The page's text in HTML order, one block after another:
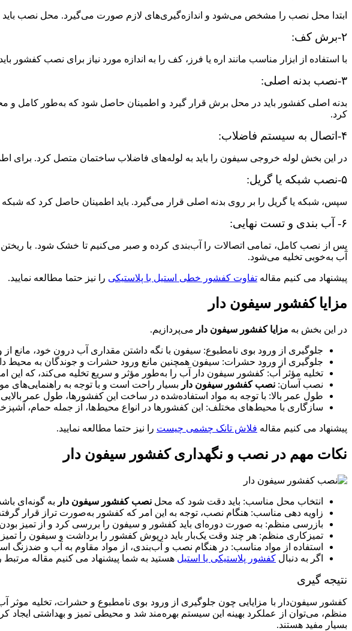
ابتدا محل نصب را مشخص می‌شود و اندازه‌گیری‌های لازم صورت می‌گیرد. محل نصب باید
۲-برش کف:
با استفاده از ابزار مناسب مانند اره یا فرز، کف را به اندازه مورد نیاز برای نصب
۳-نصب بدنه اصلی:
بدنه اصلی کفشور باید در محل برش قرار گیرد و اطمینان حاصل شود که به‌طور کامل
کرد.
۴-اتصال به سیستم فاضلاب:
در این بخش لوله خروجی سیفون را باید به لوله‌های فاضلاب ساختمان متصل کرد. برای
۵-نصب شبکه یا گریل:
سپس، شبکه یا گریل را بر روی بدنه اصلی قرار می‌گیرد. باید اطمینان حاصل کرد که
۶- آب‌ بندی و تست نهایی:
پس از نصب کامل، تمامی اتصالات را آب‌بندی کرده و صبر می‌کنیم تا خشک شود. با
آب به‌خوبی تخلیه می‌شود.
پیشنهاد می کنیم مقاله تفاوت کفشور خطی استیل با پلاستیکی را نیز حتما مطالعه نمایید.
مزایا کفشور سیفون دار
در این بخش به مزایا کفشور سیفون دار می‌پردازیم.
جلوگیری از ورود بوی نامطبوع: سیفون با نگه داشتن مقداری آب درون خود، مانع
جلوگیری از ورود حشرات: سیفون همچنین مانع ورود حشرات و جوندگان به
تخلیه مؤثر آب: کفشور سیفون دار آب را به‌طور مؤثر و سریع تخلیه می‌کند، که
نصب آسان: نصب کفشور سیفون دار بسیار راحت است و با توجه به راهنمایی‌های
طول عمر بالا: با توجه به مواد استفاده‌شده در ساخت این کفشورها، طول عمر بالایی
سازگاری با محیط‌های مختلف: این کفشورها در انواع محیط‌ها، از جمله حمام،
پیشنهاد می کنیم مقاله فلاش تانک چشمی چیست را نیز حتما مطالعه نمایید.
نکات مهم در نصب و نگهداری کفشور سیفون‌ دار
انتخاب محل مناسب: باید دقت شود که محل نصب کفشور سیفون دار به گونه‌ای
زاویه‌ دهی مناسب: هنگام نصب، توجه به این امر که کفشور به‌صورت تراز قرار
بازرسی منظم: به‌ صورت دوره‌ای باید کفشور و سیفون را بررسی کرد و از تمیز
تمیزکاری منظم: هر چند وقت یک‌بار باید درپوش کفشور را برداشت و سیفون را تمیز
استفاده از مواد مناسب: در هنگام نصب و آب‌بندی، از مواد مقاوم به آب و ضد‌زنگ
اگر به دنبال کفشور پلاستیکی یا استیل هستید به شما پیشنهاد می کنیم مقاله مرتبط
نتیجه‌ گیری
کفشور سیفون‌دار با مزایایی چون جلوگیری از ورود بوی نامطبوع و حشرات، تخلیه
منظم، می‌توان از عملکرد بهینه این سیستم بهره‌مند شد و محیطی تمیز و بهداشتی ایجاد
بسیار مفید هستند.